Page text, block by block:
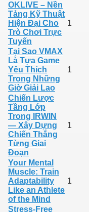
OKLIVE – Nền
Tảng Kỹ Thuật
Hiện Đại Cho
Trò Chơi Trực
Tuyến
1
Tại Sao VMAX
Là Tựa Game
Yêu Thích
Trong Những
Giờ Giải Lao
1
Chiến Lược
Tầng Lớp
Trong IRWIN
— Xây Dựng
Chiến Thắng
Từng Giai
Đoạn
1
Your Mental
Muscle: Train
Adaptability
Like an Athlete
of the Mind
1
Stress‑Free